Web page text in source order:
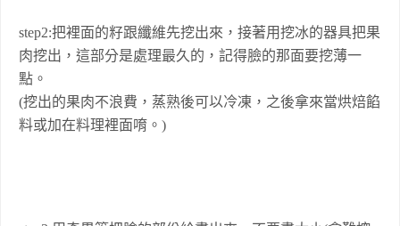
step2:把裡面的籽跟纖維先挖出來，接著用挖冰的器具把果
肉挖出，這部分是處理最久的，記得臉的那面要挖薄一
點。
(挖出的果肉不浪費，蒸熟後可以冷凍，之後拿來當烘焙餡
料或加在料理裡面唷。)